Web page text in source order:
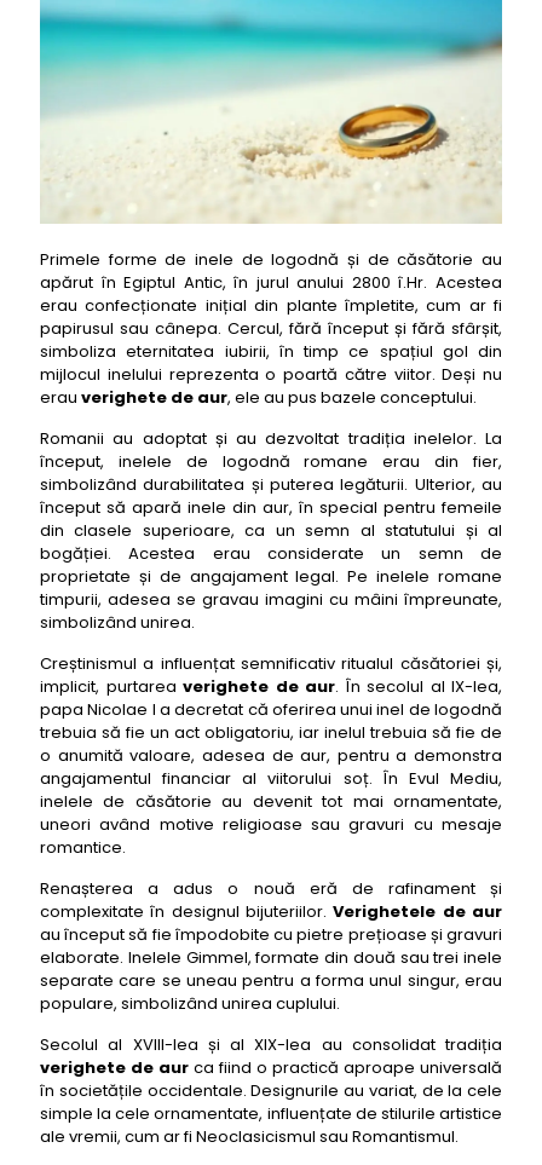
Simbolismul profund al verighete de aur în cultura
română
Top 50 cele mai bune verighete de aur
1- verighete de aur: Verigheta clasică eternal shine
2- verighete de aur: Verigheta modernă sleek
fusion
3- verighete de aur: Verigheta cu diamant solitaire
bliss
4- verighete de aur: Verigheta personalizată love
script
5- verighete de aur: Verigheta cu textură brush
strokes
6- verighete de aur: Verigheta cu model celtic
eternity knot
7- verighete de aur: Verigheta cu șanț decorativ
sleek groove
8- verighete de aur: Verigheta tricoloră harmony
blend
9- verighete de aur: Verigheta cu finisaj mat satin
finish
10- verighete de aur: Verigheta cu profil concav
modern curve
11- verighete de aur: Verigheta gravată cu
amprentă digitală unique touch
12- verighete de aur: Verigheta cu bordură
milgrain vintage elegance
13- verighete de aur: Verigheta cu bandă rotativă
dynamic motion
14- verighete de aur: Verigheta cu finisaj ciocănit
15- verighete de aur: Verigheta cu rând de
diamante eternity band
16- verighete de aur: Verigheta cu design undulat
ocean wave
17- verighete de aur: Verigheta cu model
geometric modern art
18- verighete de aur: Verigheta cu finisaj periat
brushed matte
19- verighete de aur: Verigheta cu inel interior
Primele forme de inele de logodnă și de căsătorie au
apărut în Egiptul Antic, în jurul anului 2800 î.Hr. Acestea
erau confecționate inițial din plante împletite, cum ar fi
papirusul sau cânepa. Cercul, fără început și fără sfârșit,
simboliza eternitatea iubirii, în timp ce spațiul gol din
mijlocul inelului reprezenta o poartă către viitor. Deși nu
erau verighete de aur, ele au pus bazele conceptului.
Romanii au adoptat și au dezvoltat tradiția inelelor. La
început, inelele de logodnă romane erau din fier,
simbolizând durabilitatea și puterea legăturii. Ulterior, au
început să apară inele din aur, în special pentru femeile
din clasele superioare, ca un semn al statutului și al
bogăției. Acestea erau considerate un semn de
proprietate și de angajament legal. Pe inelele romane
timpurii, adesea se gravau imagini cu mâini împreunate,
simbolizând unirea.
Creștinismul a influențat semnificativ ritualul căsătoriei și,
implicit, purtarea verighete de aur. În secolul al IX-lea,
papa Nicolae I a decretat că oferirea unui inel de logodnă
trebuia să fie un act obligatoriu, iar inelul trebuia să fie de
o anumită valoare, adesea de aur, pentru a demonstra
angajamentul financiar al viitorului soț. În Evul Mediu,
inelele de căsătorie au devenit tot mai ornamentate,
uneori având motive religioase sau gravuri cu mesaje
romantice.
Renașterea a adus o nouă eră de rafinament și
complexitate în designul bijuteriilor.Verighetele de aur
au început să fie împodobite cu pietre prețioase și gravuri
elaborate. Inelele Gimmel, formate din două sau trei inele
separate care se uneau pentru a forma unul singur, erau
populare, simbolizând unirea cuplului.
Secolul al XVIII-lea și al XIX-lea au consolidat tradiția
verighete de aur ca fiind o practică aproape universală
în societățile occidentale. Designurile au variat, de la cele
simple la cele ornamentate, influențate de stilurile artistice
ale vremii, cum ar fi Neoclasicismul sau Romantismul.